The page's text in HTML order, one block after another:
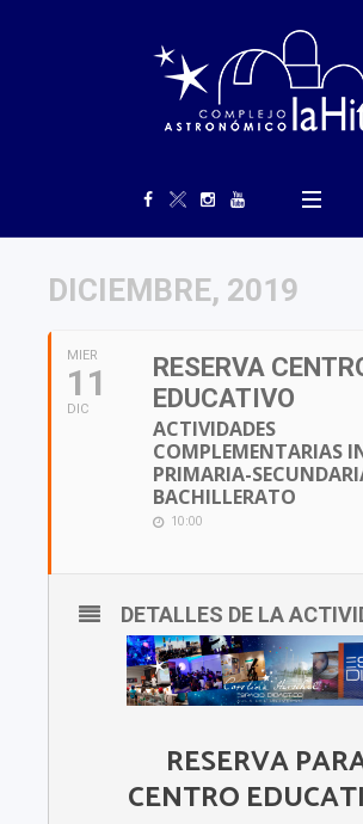
DICIEMBRE, 2019
MIER
11
DIC
RESERVA
EDUCATIVO
ACTIVIDADES
COMPLEMENTARIAS
PRIMARIA-
BACHILLERATO
10:00
DETALLES DE LA
RESERVA
CENTRO